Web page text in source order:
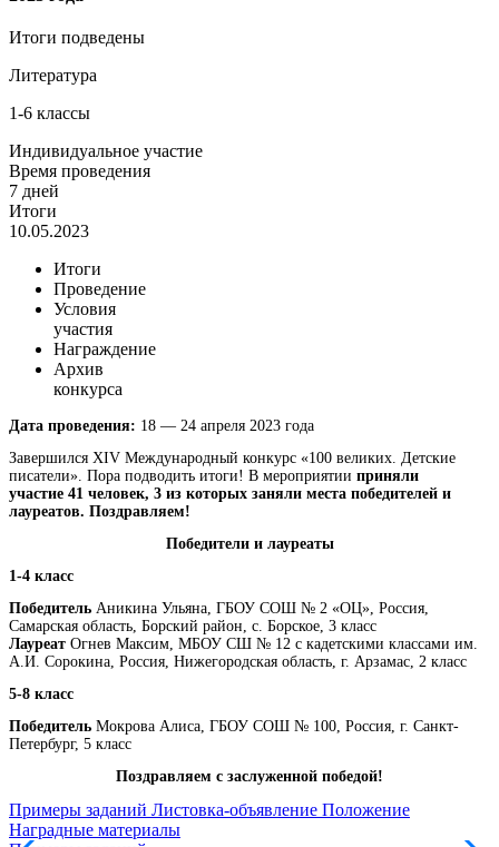
Итоги подведены
Литература
1-6 классы
Индивидуальное участие
Время проведения
7 дней
Итоги
10.05.2023
Итоги
Проведение
Условия
участия
Награждение
Архив
конкурса
Дата проведения: 18 — 24 апреля 2023 года
Завершился XIV Международный конкурс «100 великих. Детские
писатели». Пора подводить итоги! В мероприятии приняли
участие 41 человек, 3 из которых заняли места победителей и
лауреатов. Поздравляем!
Победители и лауреаты
1-4 класс
Победитель Аникина Ульяна, ГБОУ СОШ № 2 «ОЦ», Россия,
Самарская область, Борский район, с. Борское, 3 класс
Лауреат Огнев Максим, МБОУ СШ № 12 с кадетскими классами им.
А.И. Сорокина, Россия, Нижегородская область, г. Арзамас, 2 класс
5-8 класс
Победитель Мокрова Алиса, ГБОУ СОШ № 100, Россия, г. Санкт-
Петербург, 5 класс
Поздравляем с заслуженной победой!
Примеры заданий Листовка-объявление Положение
Наградные материалы